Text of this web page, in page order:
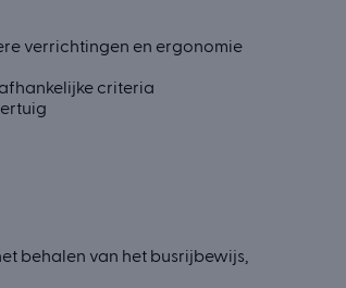
verrichtingen en ergonomie
criteria
behalen van het busrijbewijs,